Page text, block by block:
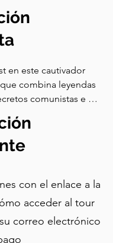
en este cautivador
combina leyendas
comunistas e
verdadero Drácula,
en la Plaza de
la dramática
cómo Bucarest
régimen. Visita
como el Ateneo
iglesias salvadas
con el enlace a la
acceder al tour
correo electrónico